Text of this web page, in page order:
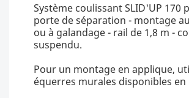
Système coulissant SLID'UP 170
porte de séparation - montage
ou à galandage - rail de 1,8 m -
suspendu.
Pour un montage en applique,
équerres murales disponibles